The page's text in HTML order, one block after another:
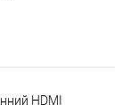
HDMI